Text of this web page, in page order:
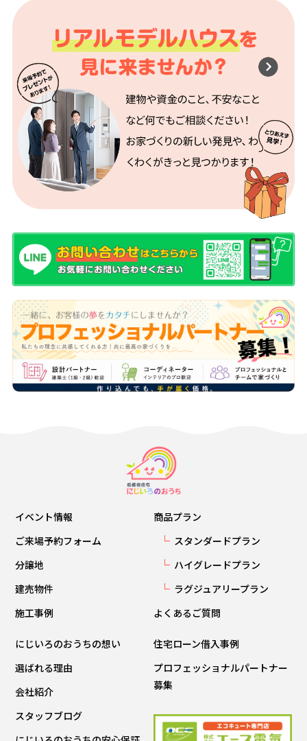
イベント情報
ご来場予約フォーム
分譲地
建売物件
施工事例
商品プラン
スタンダードプラン
ハイグレードプラン
ラグジュアリープラン
よくあるご質問
にじいろのおうちの想い
選ばれる理由
会社紹介
スタッフブログ
住宅ローン借入事例
プロフェッショナルパートナー
募集